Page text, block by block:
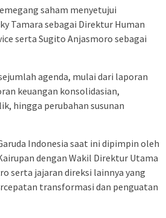
saham menyetujui
Tamara sebagai Direktur Human
serta Sugito Anjasmoro sebagai
agenda, mulai dari laporan
keuangan konsolidasian,
hingga perubahan susunan
Indonesia saat ini dipimpin oleh
dengan Wakil Direktur Utama
serta jajaran direksi lainnya yang
transformasi dan penguatan